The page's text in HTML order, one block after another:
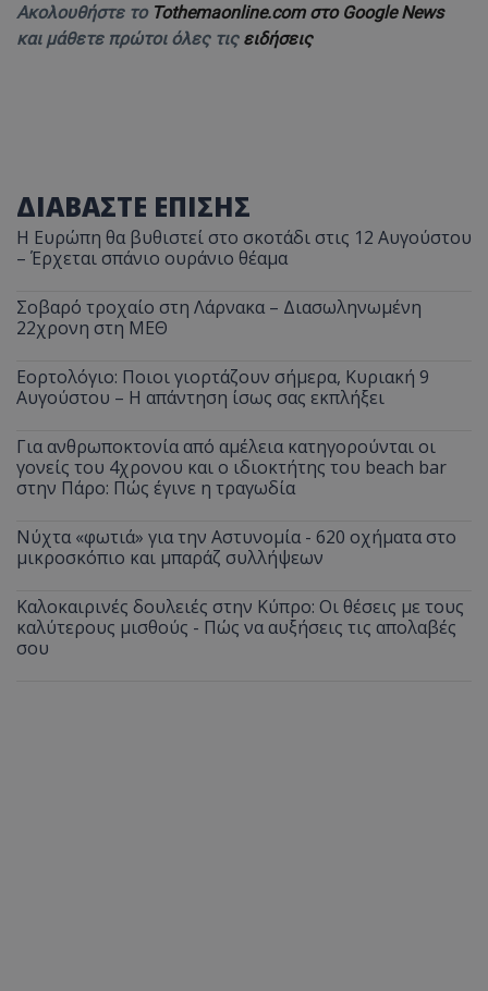
Ακολουθήστε το Tothemaonline.com στο Google News
και μάθετε πρώτοι όλες τις ειδήσεις
ΔΙΑΒΑΣΤΕ ΕΠΙΣΗΣ
Η Ευρώπη θα βυθιστεί στο σκοτάδι στις 12 Αυγούστου
– Έρχεται σπάνιο ουράνιο θέαμα
Σοβαρό τροχαίο στη Λάρνακα – Διασωληνωμένη
22χρονη στη ΜΕΘ
Εορτολόγιο: Ποιοι γιορτάζουν σήμερα, Κυριακή 9
Αυγούστου – Η απάντηση ίσως σας εκπλήξει
Για ανθρωποκτονία από αμέλεια κατηγορούνται οι
γονείς του 4χρονου και ο ιδιοκτήτης του beach bar
στην Πάρο: Πώς έγινε η τραγωδία
Νύχτα «φωτιά» για την Αστυνομία - 620 οχήματα στο
μικροσκόπιο και μπαράζ συλλήψεων
Καλοκαιρινές δουλειές στην Κύπρο: Οι θέσεις με τους
καλύτερους μισθούς - Πώς να αυξήσεις τις απολαβές
σου